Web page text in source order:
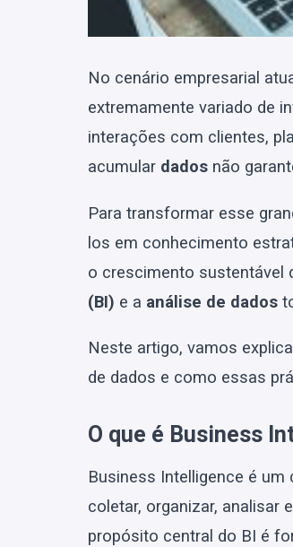
No cenário empresarial
extremamente variado de
interações com clientes,
acumular dadosnão
Para transformar esse
los em conhecimento
o crescimento sustentável
(BI) e a análise de dados
Neste artigo, vamos
de dados e como essas
O que é Business
Business Intelligence é
coletar, organizar, analisar
propósito central do BI é